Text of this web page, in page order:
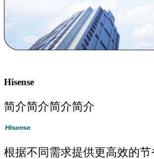
Hisense
简介简介简介简介
根据不同需求提供更高效的节